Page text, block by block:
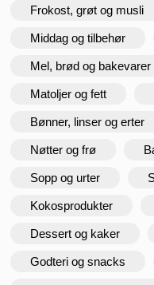
Frokost, grøt og musli
Middag og tilbehør
Mel, brød og bakevarer
Matoljer og fett
Bønner, linser og erter
Nøtter og frø
Sopp og urter
Kokosprodukter
Dessert og kaker
Godteri og snacks